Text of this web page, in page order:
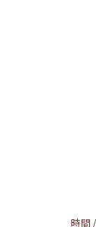
時間